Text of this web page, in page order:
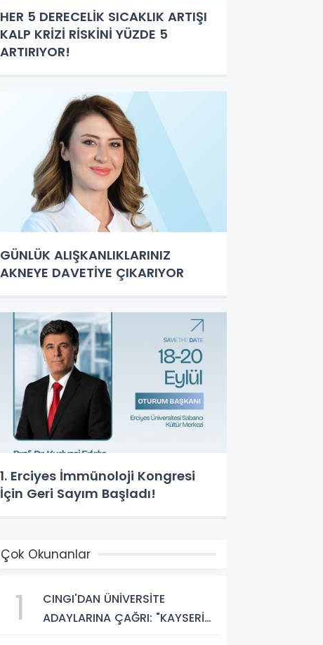
HER 5 DERECELİK SICAKLIK ARTIŞI
KALP KRİZİ RİSKİNİ YÜZDE 5
ARTIRIYOR!
GÜNLÜK ALIŞKANLIKLARINIZ
AKNEYE DAVETİYE ÇIKARIYOR
1. Erciyes İmmünoloji Kongresi
İçin Geri Sayım Başladı!
Çok Okunanlar
1
CINGI'DAN ÜNİVERSİTE
ADAYLARINA ÇAĞRI: "KAYSERİ